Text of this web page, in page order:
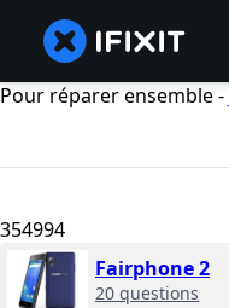
Pour réparer ensemble -
354994
Fairphone 2
20 questions